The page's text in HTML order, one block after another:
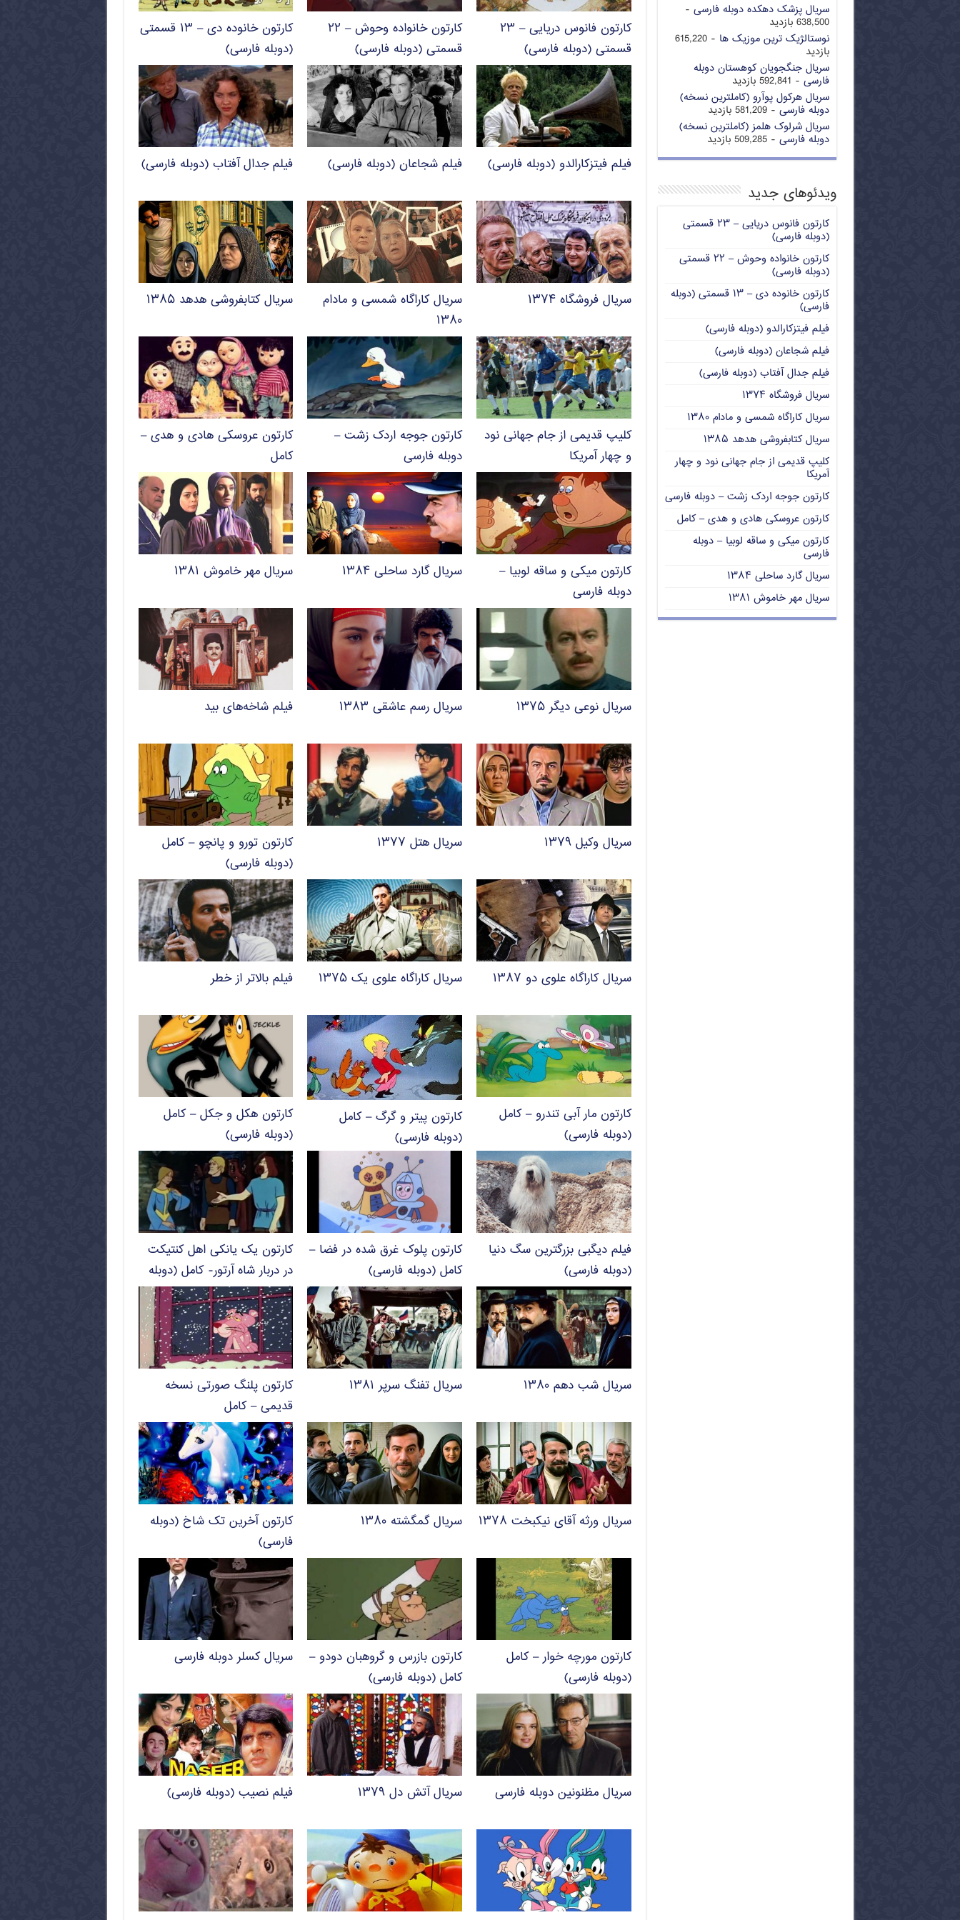
کارتون فانوس دریایی – ۲۳
قسمتی (دوبله فارسی)
کارتون خانواده وحوش – ۲۲
قسمتی (دوبله فارسی)
کارتون خانوده دی – ۱۳ قسمتی
(دوبله فارسی)
فیلم فیتزکارالدو (دوبله فارسی) فیلم شجاعان (دوبله فارسی) فیلم جدال آفتاب (دوبله فارسی)
سریال فروشگاه ۱۳۷۴
سریال کاراگاه شمسی و مادام
۱۳۸۰
سریال کتابفروشی هدهد ۱۳۸۵
کلیپ قدیمی از جام جهانی نود
و چهار آمریکا
کارتون جوجه اردک زشت –
دوبله فارسی
کارتون عروسکی هادی و هدی –
کامل
کارتون میکی و ساقه لوبیا –
دوبله فارسی
سریال گارد ساحلی ۱۳۸۴ سریال مهر خاموش ۱۳۸۱
سریال نوعی دیگر ۱۳۷۵ سریال رسم عاشقی ۱۳۸۳ فیلم شاخه‌های بید
سریال وکیل ۱۳۷۹ سریال هتل ۱۳۷۷
کارتون تورو و پانچو – کامل
(دوبله فارسی)
سریال کاراگاه علوی دو ۱۳۸۷ سریال کاراگاه علوی یک ۱۳۷۵ فیلم بالاتر از خطر
کارتون مار آبی تندرو – کامل
(دوبله فارسی)
کارتون پیتر و گرگ – کامل
(دوبله فارسی)
کارتون هکل و جکل – کامل
(دوبله فارسی)
فیلم دیگبی بزرگترین سگ دنیا
(دوبله فارسی)
کارتون پلوک غرق شده در فضا –
کامل (دوبله فارسی)
کارتون یک یانکی اهل کنتیکت
در دربار شاه آرتور- کامل (دوبله
فارسی)
سریال شب دهم ۱۳۸۰ سریال تفنگ سرپر ۱۳۸۱
کارتون پلنگ صورتی نسخه
قدیمی – کامل
سریال ورثه آقای نیکبخت ۱۳۷۸ سریال گمگشته ۱۳۸۰
کارتون آخرین تک شاخ (دوبله
فارسی)
کارتون مورچه خوار – کامل
(دوبله فارسی)
کارتون بازرس و گروهبان دودو –
کامل (دوبله فارسی)
سریال کسلر دوبله فارسی
سریال مظنونین دوبله فارسی سریال آتش دل ۱۳۷۹ فیلم نصیب (دوبله فارسی)
سریال پزشک دهکده دوبله فارسی -
638,500 بازدید
نوستالژیک ترین موزیک ها
- 615,220
بازدید
سریال جنگجویان کوهستان دوبله
فارسی - 592,841 بازدید
سریال هرکول پوآرو (کاملترین نسخه)
دوبله فارسی - 581,209 بازدید
سریال شرلوک هلمز (کاملترین نسخه)
دوبله فارسی - 509,285 بازدید
ویدئوهای جدید
کارتون فانوس دریایی – ۲۳ قسمتی
(دوبله فارسی)
کارتون خانواده وحوش – ۲۲ قسمتی
(دوبله فارسی)
کارتون خانوده دی – ۱۳ قسمتی (دوبله
فارسی)
فیلم فیتزکارالدو (دوبله فارسی)
فیلم شجاعان (دوبله فارسی)
فیلم جدال آفتاب (دوبله فارسی)
سریال فروشگاه ۱۳۷۴
سریال کاراگاه شمسی و مادام ۱۳۸۰
سریال کتابفروشی هدهد ۱۳۸۵
کلیپ قدیمی از جام جهانی نود و چهار
آمریکا
کارتون جوجه اردک زشت – دوبله فارسی
کارتون عروسکی هادی و هدی – کامل
کارتون میکی و ساقه لوبیا – دوبله
فارسی
سریال گارد ساحلی ۱۳۸۴
سریال مهر خاموش ۱۳۸۱